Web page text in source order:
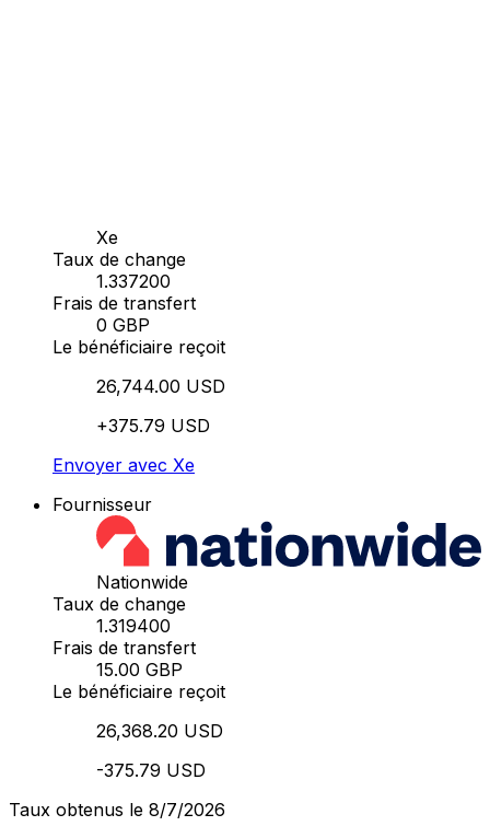
Xe
Taux de change
1.337200
Frais de transfert
0 GBP
Le bénéficiaire reçoit
26,744.00 USD
+375.79 USD
Envoyer avec Xe
Fournisseur
Nationwide
Taux de change
1.319400
Frais de transfert
15.00 GBP
Le bénéficiaire reçoit
26,368.20 USD
-375.79 USD
Taux obtenus le 8/7/2026